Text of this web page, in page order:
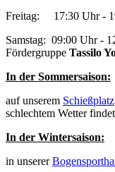
Freitag: 17:30 Uhr -
Samstag: 09:00 Uhr -
Fördergruppe Tassilo
In der Sommersaison:
auf unserem Schießplatz
schlechtem Wetter
In der Wintersaison:
in unserer